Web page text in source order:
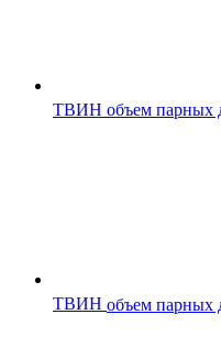
ТВИН объем парных
ТВИН объем парных